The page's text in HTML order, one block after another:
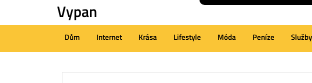
to
(Press
Vypan
Dům Internet Krása Lifestyle Móda Peníze Služby